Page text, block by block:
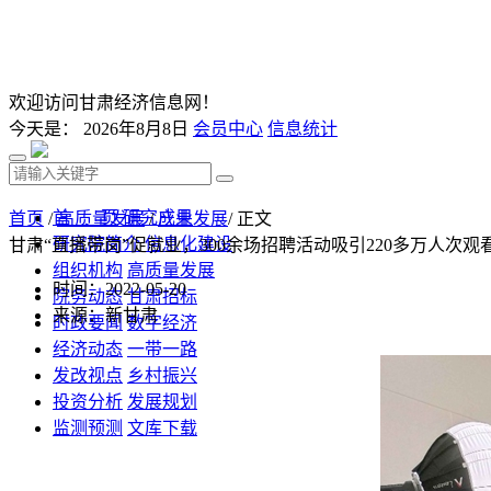
欢迎访问甘肃经济信息网！
今天是： 2026年8月8日 会员中心 信息统计
首 页 研究成果
研究院简介 信息化建设
组织机构 高质量发展
院务动态 甘肃招标
时政要闻 数字经济
经济动态 一带一路
发改视点 乡村振兴
投资分析 发展规划
监测预测 文库下载
首页 /高质量发展/产业发展/ 正文
甘肃“直播带岗”促就业，300余场招聘活动吸引220多万人次观
时间：2022-05-20
来源：新甘肃